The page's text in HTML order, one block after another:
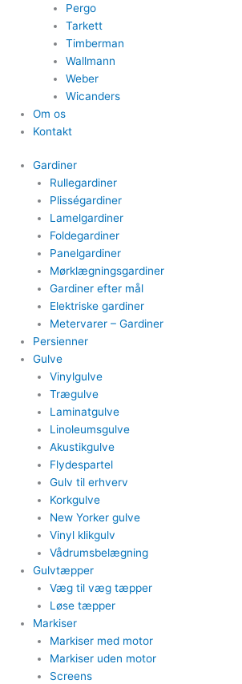
Pergo
Tarkett
Timberman
Wallmann
Weber
Wicanders
Om os
Kontakt
Gardiner
Rullegardiner
Plisségardiner​
Lamelgardiner​
Foldegardiner
Panelgardiner​
Mørklægningsgardiner
Gardiner efter mål​
Elektriske gardiner​
Metervarer​ – Gardiner
Persienner
Gulve
Vinylgulve​
Trægulve
Laminatgulve
Linoleumsgulve
Akustikgulve
Flydespartel
Gulv til erhverv
Korkgulve
New Yorker gulve
Vinyl klikgulv
Vådrumsbelægning
Gulvtæpper​
Væg til væg tæpper
​Løse tæpper
Markiser
Markiser med motor​
Markiser uden motor​
Screens